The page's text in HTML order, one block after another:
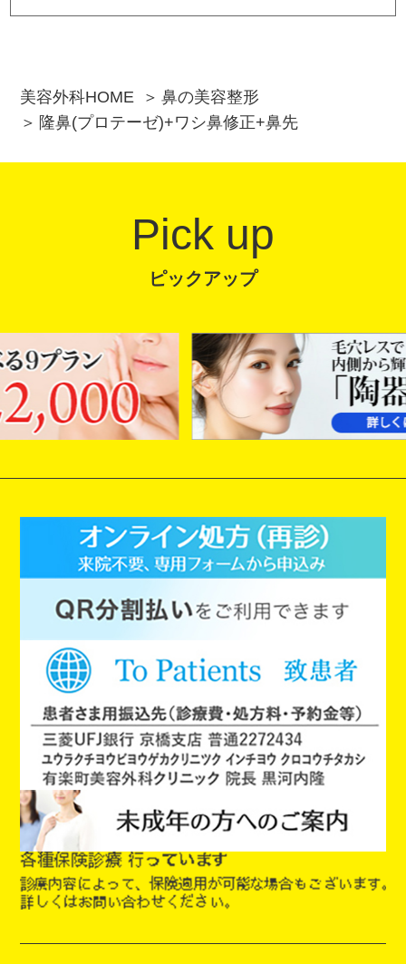
美容外科HOME
鼻の美容整形
隆鼻(プロテーゼ)+ワシ鼻修正+鼻先
Pick up
ピックアップ